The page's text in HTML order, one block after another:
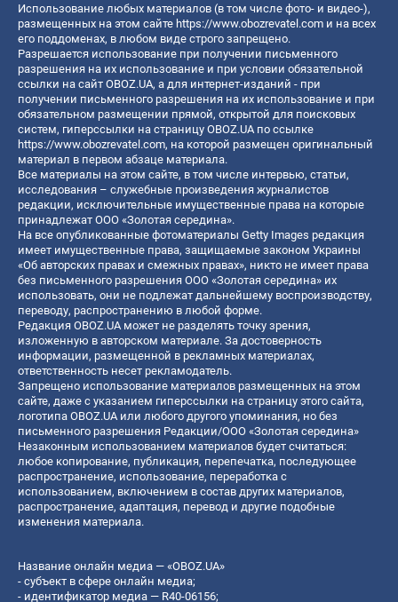
Использование любых материалов (в том числе фото- и видео-),
размещенных на этом сайте https://www.obozrevatel.com и на всех
его поддоменах, в любом виде строго запрещено.
Разрешается использование при получении письменного
разрешения на их использование и при условии обязательной
ссылки на сайт OBOZ.UA, а для интернет-изданий - при
получении письменного разрешения на их использование и при
обязательном размещении прямой, открытой для поисковых
систем, гиперссылки на страницу OBOZ.UA по ссылке
https://www.obozrevatel.com, на которой размещен оригинальный
материал в первом абзаце материала.
Все материалы на этом сайте, в том числе интервью, статьи,
исследования – служебные произведения журналистов
редакции, исключительные имущественные права на которые
принадлежат ООО «Золотая середина».
На все опубликованные фотоматериалы Getty Images редакция
имеет имущественные права, защищаемые законом Украины
«Об авторских правах и смежных правах», никто не имеет права
без письменного разрешения ООО «Золотая середина» их
использовать, они не подлежат дальнейшему воспроизводству,
переводу, распространению в любой форме.
Редакция OBOZ.UA может не разделять точку зрения,
изложенную в авторском материале. За достоверность
информации, размещенной в рекламных материалах,
ответственность несет рекламодатель.
Запрещено использование материалов размещенных на этом
сайте, даже с указанием гиперссылки на страницу этого сайта,
логотипа OBOZ.UA или любого другого упоминания, но без
письменного разрешения Редакции/ООО «Золотая середина»
Незаконным использованием материалов будет считаться:
любое копирование, публикация, перепечатка, последующее
распространение, использование, переработка с
использованием, включением в состав других материалов,
распространение, адаптация, перевод и другие подобные
изменения материала.
Название онлайн медиа — «OBOZ.UA»
- субъект в сфере онлайн медиа;
- идентификатор медиа — R40-06156;